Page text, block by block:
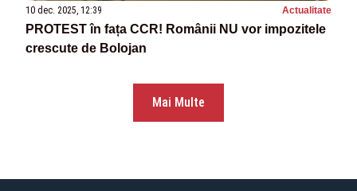
10 dec. 2025, 12:39 Actualitate
PROTEST în fața CCR! Românii NU vor impozitele
crescute de Bolojan
Mai Multe